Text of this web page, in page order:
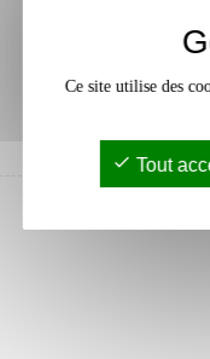
Ce site utilise des
Tout